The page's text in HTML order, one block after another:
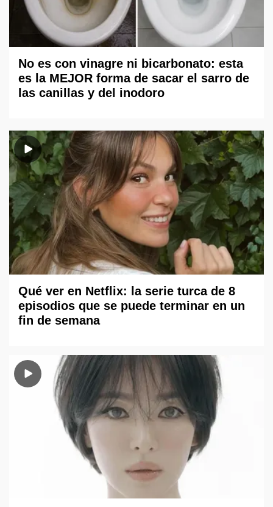
No es con vinagre ni bicarbonato: esta
es la MEJOR forma de sacar el sarro de
las canillas y del inodoro
Qué ver en Netflix: la serie turca de 8
episodios que se puede terminar en un
fin de semana